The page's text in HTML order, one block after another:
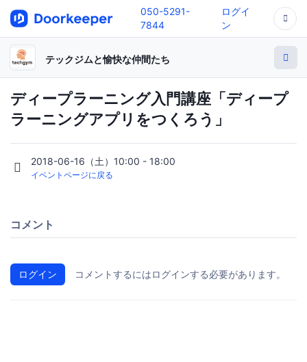
050-5291-
7844
ログイ
ン
テックジムと愉快な仲間たち
ディープラーニング入門講座「ディープ
ラーニングアプリをつくろう」
2018-06-16（土）10:00 - 18:00
イベントページに戻る
コメント
ログイン コメントするにはログインする必要があります。